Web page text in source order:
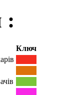
:
Ключ